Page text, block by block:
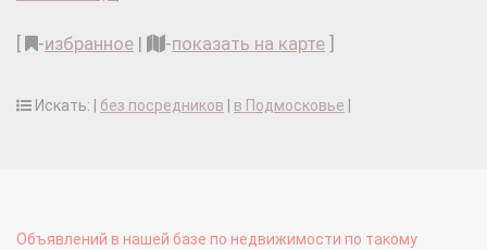
-избранное | -показать на карте
Искать: | без посредников в Подмосковье
Объявлений в нашей базе по недвижимости по такому